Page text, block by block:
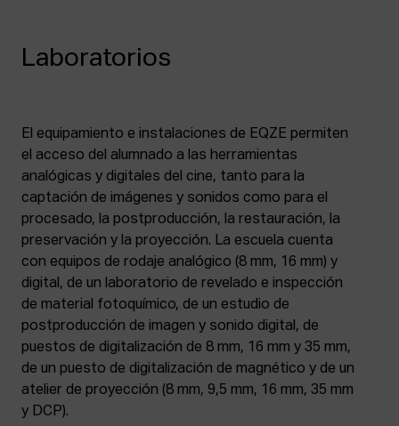
Laboratorios
El equipamiento e instalaciones de EQZE permiten
el acceso del alumnado a las herramientas
analógicas y digitales del cine, tanto para la
captación de imágenes y sonidos como para el
procesado, la postproducción, la restauración, la
preservación y la proyección. La escuela cuenta
con equipos de rodaje analógico (8 mm, 16 mm) y
digital, de un laboratorio de revelado e inspección
de material fotoquímico, de un estudio de
postproducción de imagen y sonido digital, de
puestos de digitalización de 8 mm, 16 mm y 35 mm,
de un puesto de digitalización de magnético y de un
atelier de proyección (8 mm, 9,5 mm, 16 mm, 35 mm
y DCP).